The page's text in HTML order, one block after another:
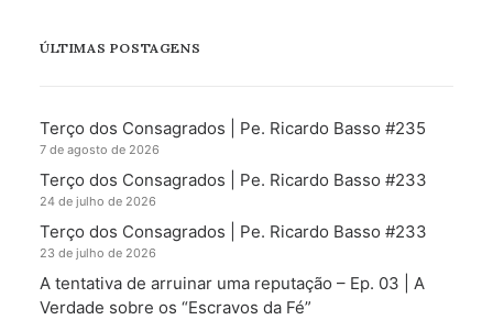
ÚLTIMAS POSTAGENS
Terço dos Consagrados | Pe. Ricardo Basso #235
7 de agosto de 2026
Terço dos Consagrados | Pe. Ricardo Basso #233
24 de julho de 2026
Terço dos Consagrados | Pe. Ricardo Basso #233
23 de julho de 2026
A tentativa de arruinar uma reputação – Ep. 03 | A
Verdade sobre os “Escravos da Fé”